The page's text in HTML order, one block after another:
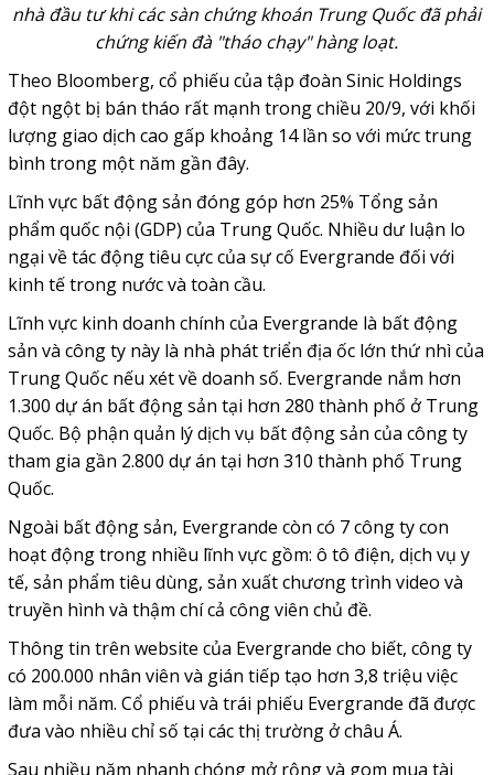
nhà đầu tư khi các sàn chứng khoán Trung Quốc đã phải
chứng kiến đà "tháo chạy" hàng loạt.
Theo Bloomberg, cổ phiếu của tập đoàn Sinic Holdings
đột ngột bị bán tháo rất mạnh trong chiều 20/9, với khối
lượng giao dịch cao gấp khoảng 14 lần so với mức trung
bình trong một năm gần đây.
Lĩnh vực bất động sản đóng góp hơn 25% Tổng sản
phẩm quốc nội (GDP) của Trung Quốc. Nhiều dư luận lo
ngại về tác động tiêu cực của sự cố Evergrande đối với
kinh tế trong nước và toàn cầu.
Lĩnh vực kinh doanh chính của Evergrande là bất động
sản và công ty này là nhà phát triển địa ốc lớn thứ nhì của
Trung Quốc nếu xét về doanh số. Evergrande nắm hơn
1.300 dự án bất động sản tại hơn 280 thành phố ở Trung
Quốc. Bộ phận quản lý dịch vụ bất động sản của công ty
tham gia gần 2.800 dự án tại hơn 310 thành phố Trung
Quốc.
Ngoài bất động sản, Evergrande còn có 7 công ty con
hoạt động trong nhiều lĩnh vực gồm: ô tô điện, dịch vụ y
tế, sản phẩm tiêu dùng, sản xuất chương trình video và
truyền hình và thậm chí cả công viên chủ đề.
Thông tin trên website của Evergrande cho biết, công ty
có 200.000 nhân viên và gián tiếp tạo hơn 3,8 triệu việc
làm mỗi năm. Cổ phiếu và trái phiếu Evergrande đã được
đưa vào nhiều chỉ số tại các thị trường ở châu Á.
Sau nhiều năm nhanh chóng mở rộng và gom mua tài